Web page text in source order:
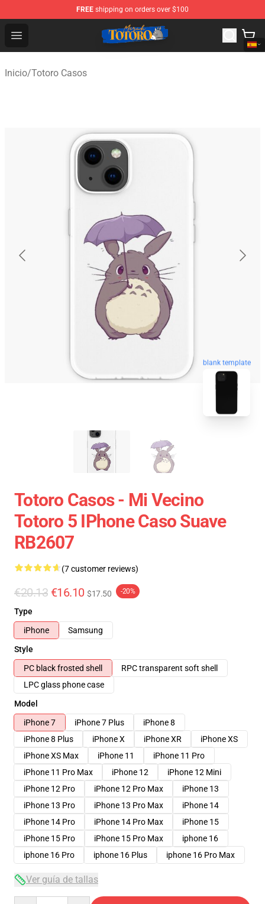
FREE shipping on orders over $100
Open menu
Totoro Store - Official Totoro Merchandise Shop
Inicio/Totoro Casos
blank template
Totoro Casos - Mi Vecino
Totoro 5 IPhone Caso Suave
RB2607
(7 customer reviews)
€20.13 €16.10 $17.50 -20%
Type
iPhone
Samsung
Style
PC black frosted shell
RPC transparent soft shell
LPC glass phone case
Model
iPhone 7
iPhone 7 Plus
iPhone 8
iPhone 8 Plus
iPhone X iPhone XR
iPhone XS
iPhone XS Max
iPhone 11
iPhone 11 Pro
iPhone 11 Pro Max
iPhone 12
iPhone 12 Mini
iPhone 12 Pro
iPhone 12 Pro Max
iPhone 13
iPhone 13 Pro
iPhone 13 Pro Max
iPhone 14
iPhone 14 Pro
iPhone 14 Pro Max
iPhone 15
iPhone 15 Pro
iPhone 15 Pro Max
iphone 16
iphone 16 Pro
iphone 16 Plus iphone 16 Pro Max
Ver guía de tallas